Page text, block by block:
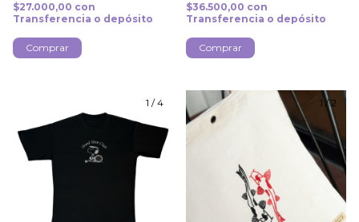
$27.000,00 con
Transferencia o depósito
Comprar
$36.500,00 con
Transferencia o depósito
Comprar
1 /4 1/2